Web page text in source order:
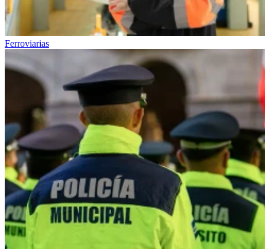
Ferroviarias